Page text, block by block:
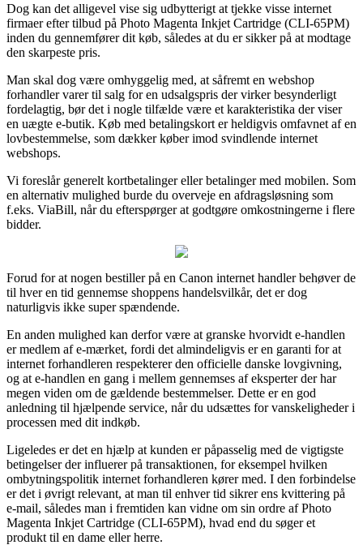
Dog kan det alligevel vise sig udbytterigt at tjekke visse internet
firmaer efter tilbud på Photo Magenta Inkjet Cartridge (CLI-65PM)
inden du gennemfører dit køb, således at du er sikker på at modtage
den skarpeste pris.
Man skal dog være omhyggelig med, at såfremt en webshop
forhandler varer til salg for en udsalgspris der virker besynderligt
fordelagtig, bør det i nogle tilfælde være et karakteristika der viser
en uægte e-butik. Køb med betalingskort er heldigvis omfavnet af en
lovbestemmelse, som dækker køber imod svindlende internet
webshops.
Vi foreslår generelt kortbetalinger eller betalinger med mobilen. Som
en alternativ mulighed burde du overveje en afdragsløsning som
f.eks. ViaBill, når du efterspørger at godtgøre omkostningerne i flere
bidder.
Forud for at nogen bestiller på en Canon internet handler behøver de
til hver en tid gennemse shoppens handelsvilkår, det er dog
naturligvis ikke super spændende.
En anden mulighed kan derfor være at granske hvorvidt e-handlen
er medlem af e-mærket, fordi det almindeligvis er en garanti for at
internet forhandleren respekterer den officielle danske lovgivning,
og at e-handlen en gang i mellem gennemses af eksperter der har
megen viden om de gældende bestemmelser. Dette er en god
anledning til hjælpende service, når du udsættes for vanskeligheder i
processen med dit indkøb.
Ligeledes er det en hjælp at kunden er påpasselig med de vigtigste
betingelser der influerer på transaktionen, for eksempel hvilken
ombytningspolitik internet forhandleren kører med. I den forbindelse
er det i øvrigt relevant, at man til enhver tid sikrer ens kvittering på
e-mail, således man i fremtiden kan vidne om sin ordre af Photo
Magenta Inkjet Cartridge (CLI-65PM), hvad end du søger et
produkt til en dame eller herre.